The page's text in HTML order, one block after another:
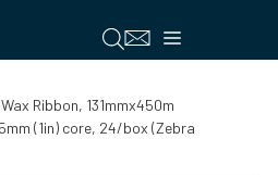
Menú
Ribbon, 131mmx450m
(1in) core, 24/box (Zebra